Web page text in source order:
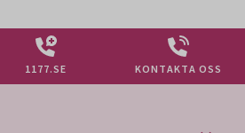
1177.SE KONTAKTA OSS